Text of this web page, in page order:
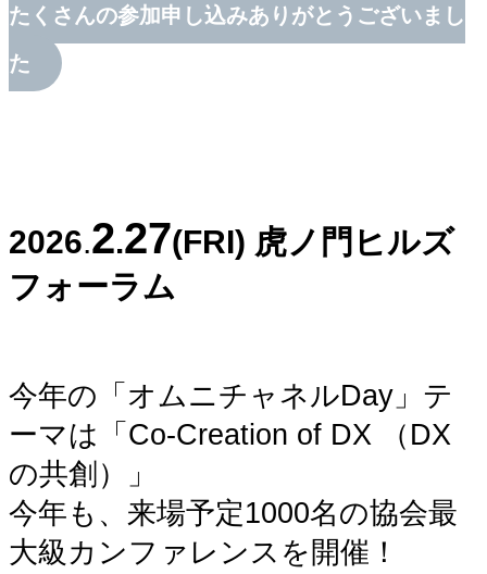
たくさんの参加申し込みありがとうございまし
た
2026.2.27(FRI) 虎ノ門ヒルズ
フォーラム
今年の「オムニチャネルDay」テ
ーマは「Co-Creation of DX （DX
の共創）」
今年も、来場予定1000名の協会最
大級カンファレンスを開催！